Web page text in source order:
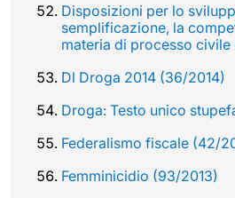
Disposizioni per lo
semplificazione, la
materia di processo
Dl Droga 2014 (36/2014)
Droga: Testo unico
Federalismo fiscale (42/
Femminicidio (93/2013)